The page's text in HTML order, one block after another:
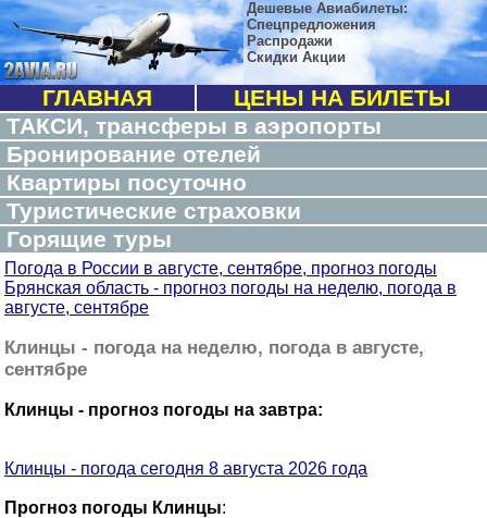
Дешевые Авиабилеты:
Спецпредложения
Распродажи
Скидки Акции
ГЛАВНАЯ
ЦЕНЫ НА БИЛЕТЫ
ТАКСИ, трансферы в аэропорты
Бронирование отелей
Квартиры посуточно
Туристические страховки
Горящие туры
Погода в России в августе, сентябре, прогноз погоды
Брянская область - прогноз погоды на неделю, погода в
августе, сентябре
Клинцы - погода на неделю, погода в августе,
сентябре
Клинцы - прогноз погоды на завтра:
Клинцы - погода сегодня 8 августа 2026 года
Прогноз погоды Клинцы: